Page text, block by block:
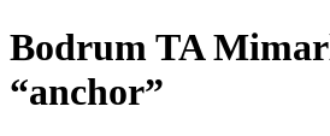
Bodrum TA
“anchor”